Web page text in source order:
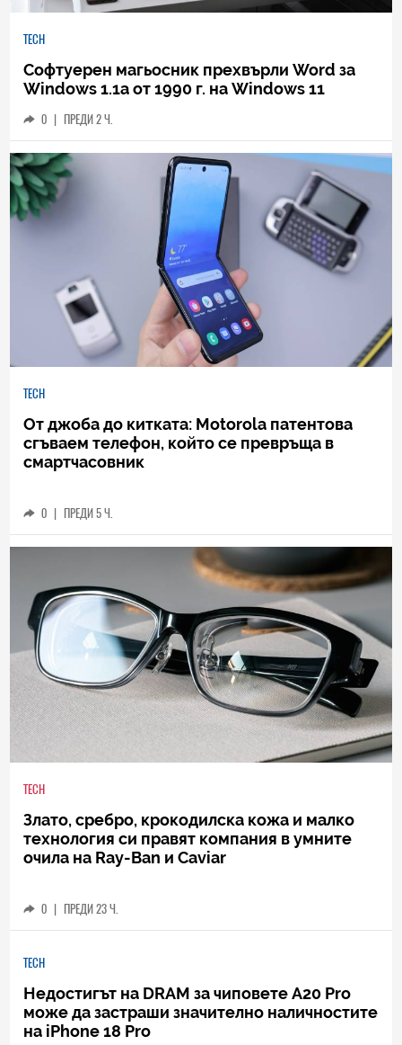
TECH
Софтуерен магьосник прехвърли Word за
Windows 1.1a от 1990 г. на Windows 11
0 | ПРЕДИ 2 Ч.
TECH
От джоба до китката: Motorola патентова
сгъваем телефон, който се превръща в
смартчасовник
0 | ПРЕДИ 5 Ч.
TECH
Злато, сребро, крокодилска кожа и малко
технология си правят компания в умните
очила на Ray-Ban и Caviar
0 | ПРЕДИ 23 Ч.
TECH
Недостигът на DRAM за чиповете A20 Pro
може да застраши значително наличностите
на iPhone 18 Pro